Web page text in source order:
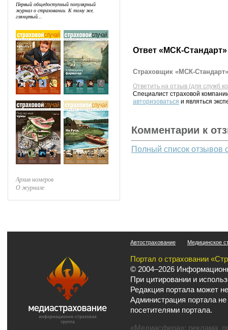
Первый общедоступный популярный
журнал о страховании. К тому же,
глянцевый...
Архив номеров
О журнале
Ответ «МСК-
Страховщик «МСК-
Ответить на отзыв (для служб
Специалист страховой
авторизоваться и являться
Комментарии к
Полный список отзывов
Автострахование Медицинское
Портал о страховании
© 2004–2026
При цитировании и
Редакция портала может
Администрация портала
посетителями портала.
«Медиасфера»: реклама,